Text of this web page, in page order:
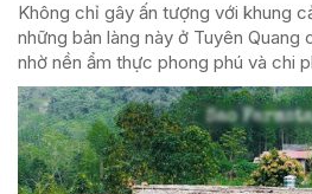
Không chỉ gây ấn tượng với khung
những bản làng này ở Tuyên Quang
nhờ nền ẩm thực phong phú và chi